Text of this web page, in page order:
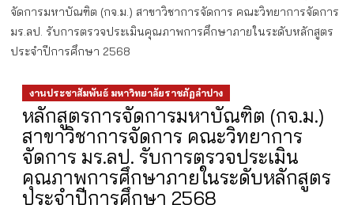
จัดการมหาบัณฑิต (กจ.ม.) สาขาวิชาการจัดการ คณะวิทยาการจัดการ
มร.ลป. รับการตรวจประเมินคุณภาพการศึกษาภายในระดับหลักสูตร
ประจำปีการศึกษา 2568
งานประชาสัมพันธ์ มหาวิทยาลัยราชภัฏลำปาง
หลักสูตรการจัดการมหาบัณฑิต (กจ.ม.)
สาขาวิชาการจัดการ คณะวิทยาการ
จัดการ มร.ลป. รับการตรวจประเมิน
คุณภาพการศึกษาภายในระดับหลักสูตร
ประจำปีการศึกษา 2568